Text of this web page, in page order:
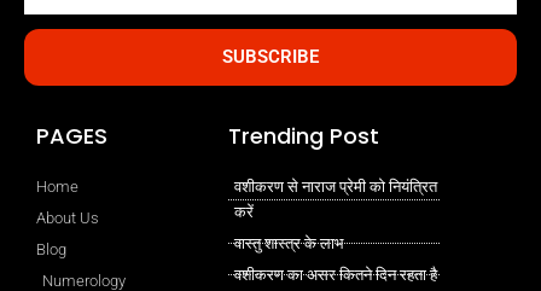
SUBSCRIBE
PAGES
Home
About Us
Blog
Numerology
Trending Post
वशीकरण से नाराज प्रेमी को नियंत्रित
करें
वास्तु शास्त्र के लाभ
वशीकरण का असर कितने दिन रहता है